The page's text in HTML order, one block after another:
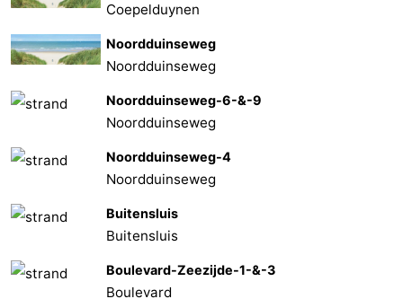
Coepelduynen
Noordduinseweg
Noordduinseweg
Noordduinseweg-6-&-9
Noordduinseweg
Noordduinseweg-4
Noordduinseweg
Buitensluis
Buitensluis
Boulevard-Zeezijde-1-&-3
Boulevard